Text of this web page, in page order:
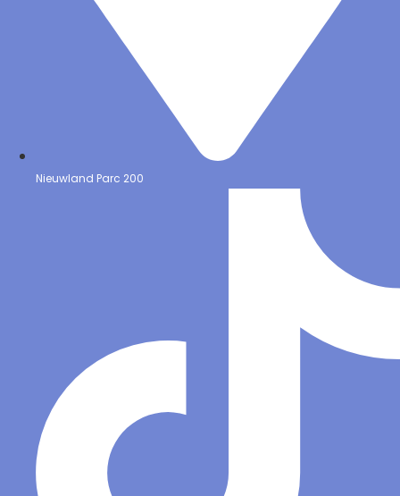
Nieuwland Parc 200